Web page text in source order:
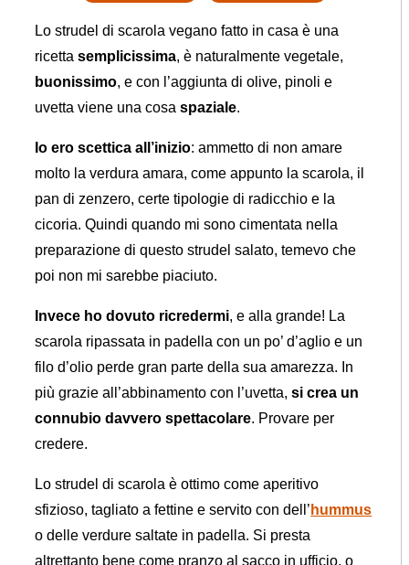
Lo strudel di scarola vegano fatto in casa è una
ricettasemplicissima, è naturalmente vegetale,
buonissimo, e con l’aggiunta di olive, pinoli e
uvetta viene una cosaspaziale.
Io ero scettica all’inizio: ammetto di non amare
molto la verdura amara, come appunto la scarola, il
pan di zenzero, certe tipologie di radicchio e la
cicoria. Quindi quando mi sono cimentata nella
preparazione di questo strudel salato, temevo che
poi non mi sarebbe piaciuto.
Invece ho dovuto ricredermi, e alla grande! La
scarola ripassata in padella con un po’ d’aglio e un
filo d’olio perde gran parte della sua amarezza. In
più grazie all’abbinamento con l’uvetta,si crea un
connubio davvero spettacolare. Provare per
credere.
Lo strudel di scarola è ottimo come aperitivo
sfizioso, tagliato a fettine e servito con dell’ hummus
o delle verdure saltate in padella. Si presta
altrettanto bene come pranzo al sacco in ufficio, o